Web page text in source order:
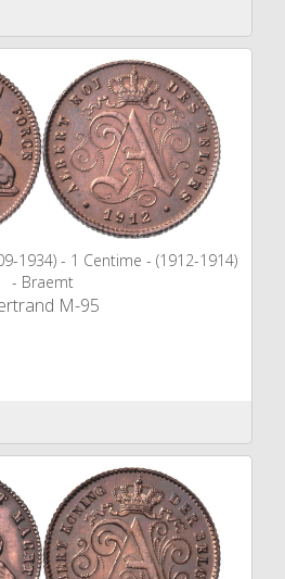
1934) - 1 Centime - (1912-1914)
- Braemt
M-95